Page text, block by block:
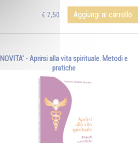
€ 7,50 Aggiungi al carrello
NOVITA' - Aprirsi alla vita spirituale. Metodi e
pratiche